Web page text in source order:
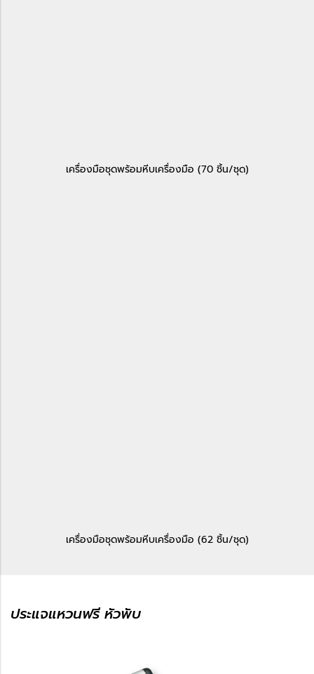
เครื่องมือชุดพร้อมหีบเครื่องมือ (70 ชิ้น/ชุด)
เครื่องมือชุดพร้อมหีบเครื่องมือ (62 ชิ้น/ชุด)
ประแจแหวนฟรี หัวพับ